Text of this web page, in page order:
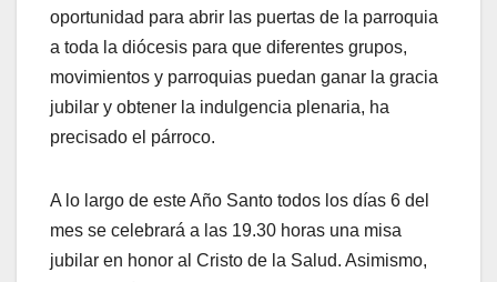
oportunidad para abrir las puertas de la parroquia
a toda la diócesis para que diferentes grupos,
movimientos y parroquias puedan ganar la gracia
jubilar y obtener la indulgencia plenaria, ha
precisado el párroco.
A lo largo de este Año Santo todos los días 6 del
mes se celebrará a las 19.30 horas una misa
jubilar en honor al Cristo de la Salud. Asimismo,